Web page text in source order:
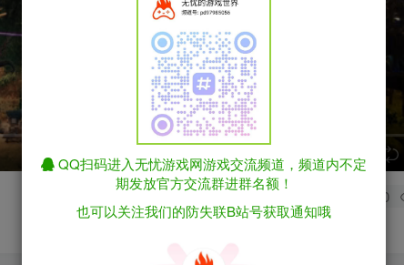
speed
0
QQ扫码进入无忧游戏网游戏交流频道，频道内不定
期发放官方交流群进群名额！
也可以关注我们的防失联B站号获取通知哦